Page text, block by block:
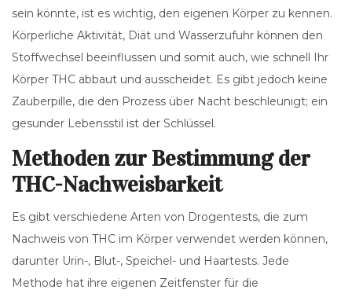
sein könnte, ist es wichtig, den eigenen Körper zu kennen.
Körperliche Aktivität, Diät und Wasserzufuhr können den
Stoffwechsel beeinflussen und somit auch, wie schnell Ihr
Körper THC abbaut und ausscheidet. Es gibt jedoch keine
Zauberpille, die den Prozess über Nacht beschleunigt; ein
gesunder Lebensstil ist der Schlüssel.
Methoden zur Bestimmung der
THC-Nachweisbarkeit
Es gibt verschiedene Arten von Drogentests, die zum
Nachweis von THC im Körper verwendet werden können,
darunter Urin-, Blut-, Speichel- und Haartests. Jede
Methode hat ihre eigenen Zeitfenster für die